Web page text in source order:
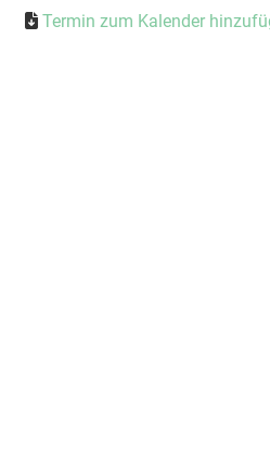
Termin zum Kalender